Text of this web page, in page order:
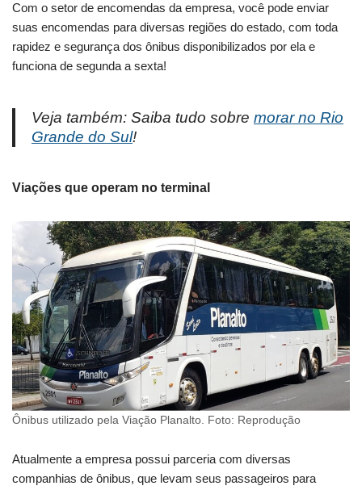
Com o setor de encomendas da empresa, você pode enviar
suas encomendas para diversas regiões do estado, com toda
rapidez e segurança dos ônibus disponibilizados por ela e
funciona de segunda a sexta!
Veja também: Saiba tudo sobre morar no Rio
Grande do Sul!
Viações que operam no terminal
Ônibus utilizado pela Viação Planalto. Foto: Reprodução
Atualmente a empresa possui parceria com diversas
companhias de ônibus, que levam seus passageiros para